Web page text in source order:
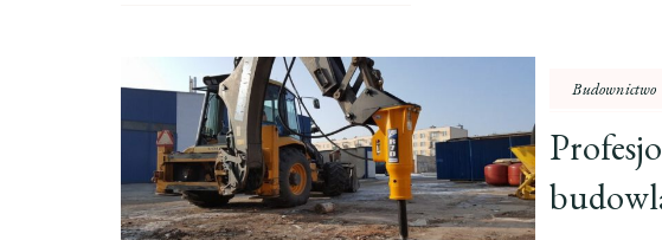
Budownictwo